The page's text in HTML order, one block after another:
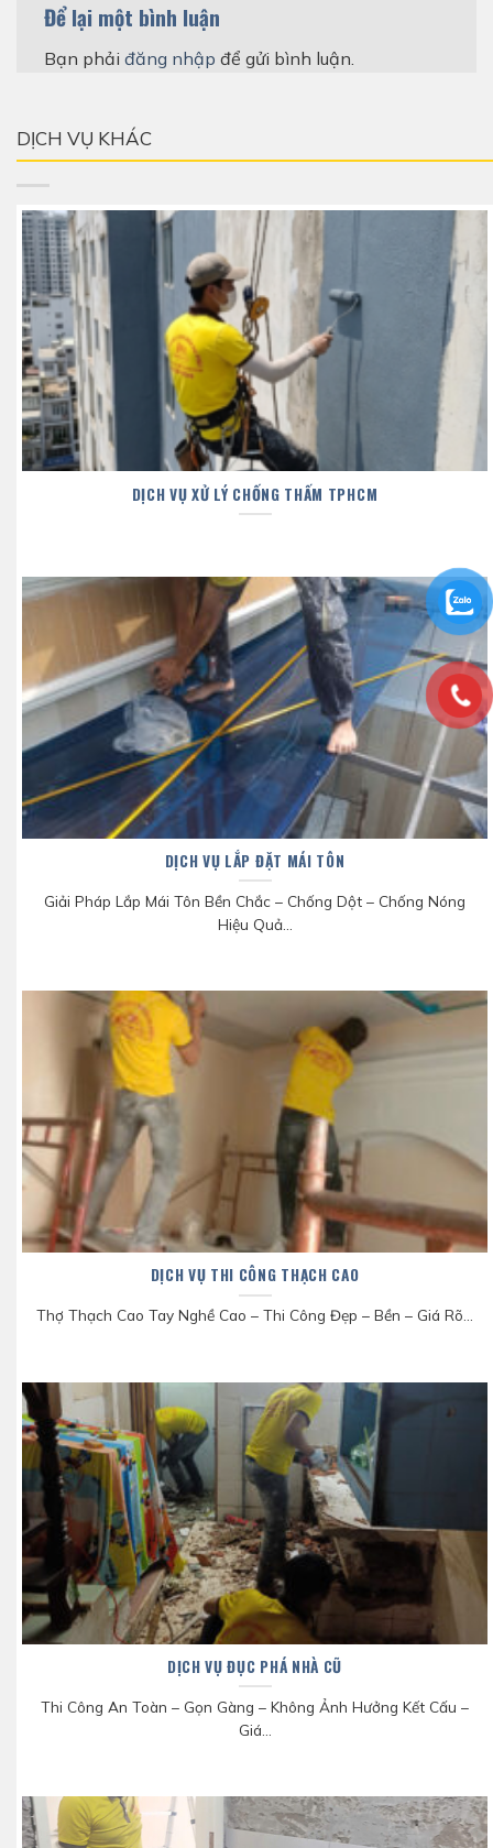
Để lại một bình luận
Bạn phải đăng nhập để gửi bình luận.
DỊCH VỤ KHÁC
DỊCH VỤ XỬ LÝ CHỐNG THẤM TPHCM
DỊCH VỤ LẮP ĐẶT MÁI TÔN
Giải Pháp Lắp Mái Tôn Bền Chắc – Chống Dột – Chống Nóng
Hiệu Quả...
DỊCH VỤ THI CÔNG THẠCH CAO
Thợ Thạch Cao Tay Nghề Cao – Thi Công Đẹp – Bền – Giá Rõ...
DỊCH VỤ ĐỤC PHÁ NHÀ CŨ
Thi Công An Toàn – Gọn Gàng – Không Ảnh Hưởng Kết Cấu –
Giá...